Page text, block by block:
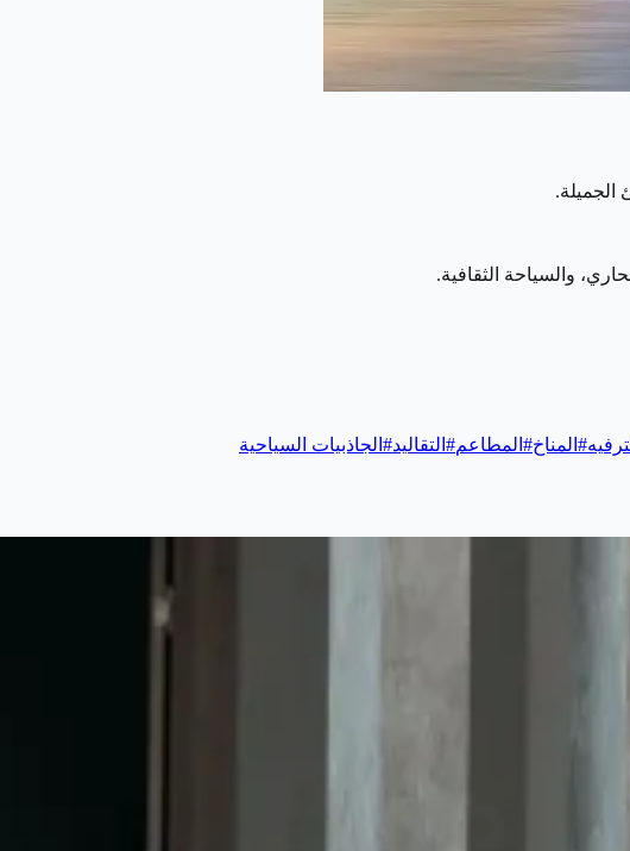
الجميلة.
والسياحة الثقافية.
# المناخ# المطاعم# التقاليد# الجاذبيات السياحية